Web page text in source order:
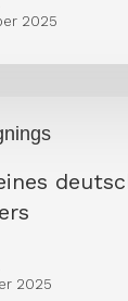
2025
2025